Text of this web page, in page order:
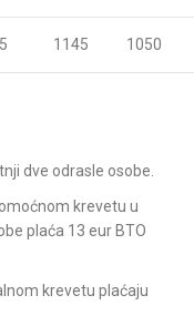
1145 1050
dve odrasle osobe.
krevetu u
plaća 13 eur BTO
krevetu plaćaju